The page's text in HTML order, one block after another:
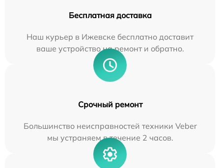
Бесплатная доставка
Наш курьер в Ижевске бесплатно доставит
ваше устройство на ремонт и обратно.
Срочный ремонт
Большинство неисправностей техники Veber
мы устраняем в течение 2 часов.